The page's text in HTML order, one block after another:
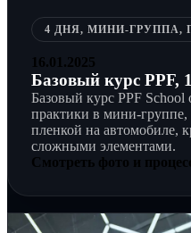
4 ДНЯ, МИНИ-ГРУППА,
16.01.2025
Базовый курс PPF,
Базовый курс PPF School
практики в мини-группе,
пленкой на автомобиле,
сложными элементами.
Смотреть фото и